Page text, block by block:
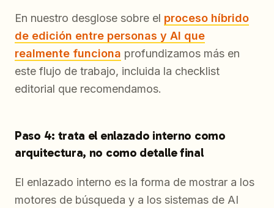
En nuestro desglose sobre el proceso híbrido
de edición entre personas y AI que
realmente funciona profundizamos más en
este flujo de trabajo, incluida la checklist
editorial que recomendamos.
Paso 4: trata el enlazado interno como
arquitectura, no como detalle final
El enlazado interno es la forma de mostrar a los
motores de búsqueda y a los sistemas de AI